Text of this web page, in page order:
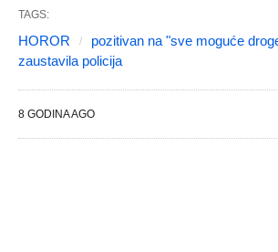
TAGS:
HOROR pozitivan na "sve moguće
zaustavila policija
8 GODINA AGO